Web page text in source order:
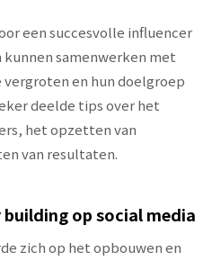
een succesvolle influencer
samenwerken met
en hun doelgroep
deelde tips over het
het opzetten van
van resultaten.
op social media
zich op het opbouwen en